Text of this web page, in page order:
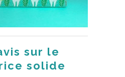
sur le
solide